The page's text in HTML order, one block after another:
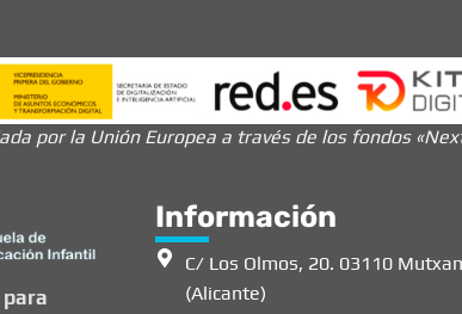
por la Unión Europea a través de los fondos
Información
C/ Los Olmos, 20. 03110
(Alicante)